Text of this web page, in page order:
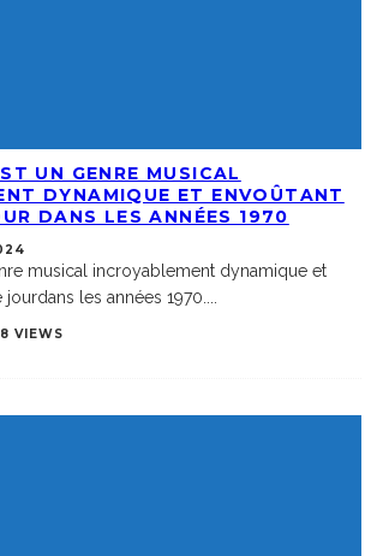
UN GENRE MUSICAL
DYNAMIQUE ET ENVOÛTANT
DANS LES ANNÉES 1970
musical incroyablement dynamique et
les années 1970.
8 VIEWS